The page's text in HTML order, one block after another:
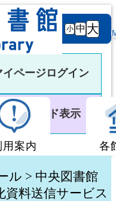
黒
文字サ
イズ
小 中 大
イページログイン
用者カード表示
用案内
図書館利用案内
各
ル > 中央図書館
資料送信サービス